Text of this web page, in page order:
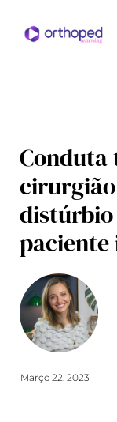
Conduta
Março 22, 2023